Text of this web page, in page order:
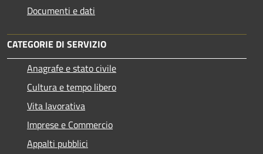
Documenti e dati
CATEGORIE DI SERVIZIO
Anagrafe e stato civile
Cultura e tempo libero
Vita lavorativa
Imprese e Commercio
Appalti pubblici